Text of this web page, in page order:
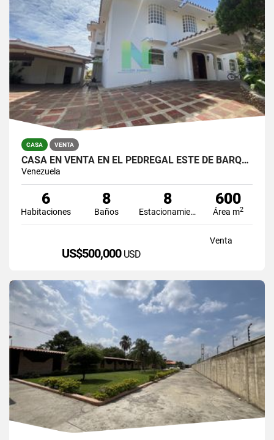
CASA VENTA
CASA EN VENTA EN EL PEDREGAL ESTE DE BARQUISIMETO
Venezuela
6
Habitaciones
8
Baños
8
Estacionamiento
600
Área m2
Venta
US$500,000 USD